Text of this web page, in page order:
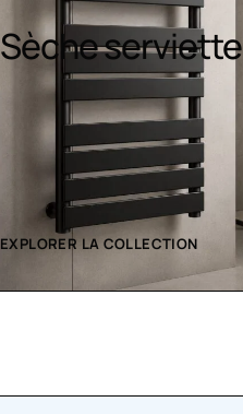
Design colorés
EXPLORER LA COLLECTION